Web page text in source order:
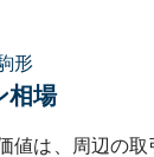
形
相場
値は、周辺の